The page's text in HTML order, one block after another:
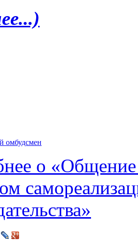
омбудсмен
о «Общение